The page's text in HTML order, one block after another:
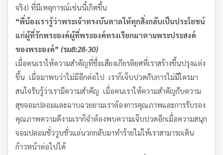
จริง) ที่มีเหตุการณ์เช่นนี้เกิดขึ้น
“พี่น้องเรารู้ว่าพระเจ้าทรงบันดาลให้ทุกสิ่งกลับเป็นประโยชน์
แก่ผู้ที่รักพระองค์ผู้ที่พระองค์ทรงเรียกมาตามพระประสงค์
ของพระองค์” (รม8:28-30)
เมื่อคนเราให้ความสำคัญที่ชื่อเสียงเกียรติยศที่เราสร้างขึ้นปรุงแต่ง
ขึ้น เมื่อมาพบว่าไม่มีอีกต่อไป เราก็เจ็บปวดกับการไม่มีใครมา
สนใจรับรู้ว่าเรามีความสำคัญ เมื่อคนเราให้ความสำคัญกับความ
สุขจอมปลอมและฉาบฉวยยามเราต้องการคุณภาพและการรับรอง
คุณภาพความดีงามเราก็จำต้องพบความเจ็บปวดอีกเมื่อความสนุก
จอมปลอมชั่ววูบชั่วแล่นวกกลับมาทำร้ายไม่ให้เราสามารถเดิน
ก้าวหน้าต่อไปได้